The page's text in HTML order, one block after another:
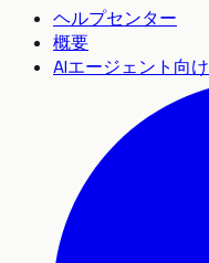
ヘルプセンター
概要
AIエージェント向け